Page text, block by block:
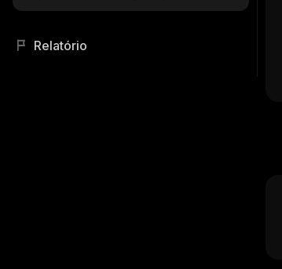
Relatório